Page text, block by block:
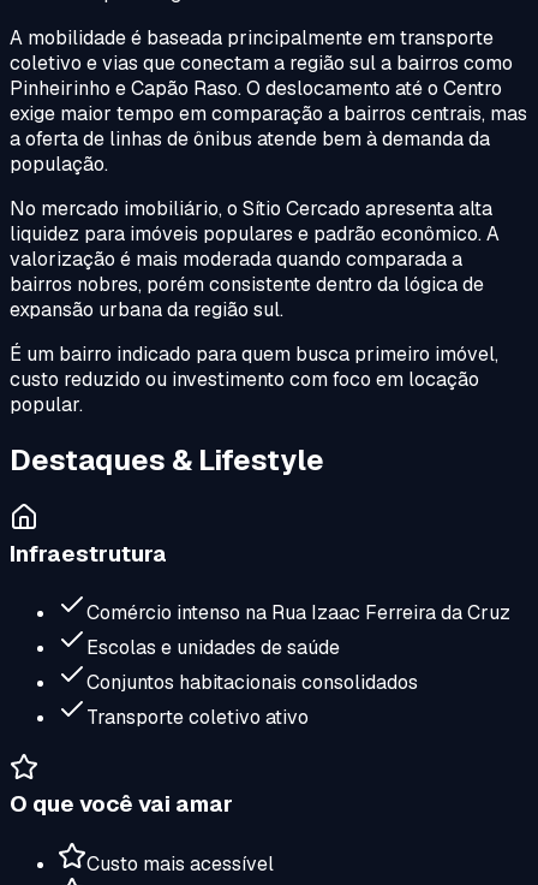
A mobilidade é baseada principalmente em transporte
coletivo e vias que conectam a região sul a bairros como
Pinheirinho e Capão Raso. O deslocamento até o Centro
exige maior tempo em comparação a bairros centrais, mas
a oferta de linhas de ônibus atende bem à demanda da
população.
No mercado imobiliário, o Sítio Cercado apresenta alta
liquidez para imóveis populares e padrão econômico. A
valorização é mais moderada quando comparada a
bairros nobres, porém consistente dentro da lógica de
expansão urbana da região sul.
É um bairro indicado para quem busca primeiro imóvel,
custo reduzido ou investimento com foco em locação
popular.
Destaques & Lifestyle
Infraestrutura
Comércio intenso na Rua Izaac Ferreira da Cruz
Escolas e unidades de saúde
Conjuntos habitacionais consolidados
Transporte coletivo ativo
O que você vai amar
Custo mais acessível